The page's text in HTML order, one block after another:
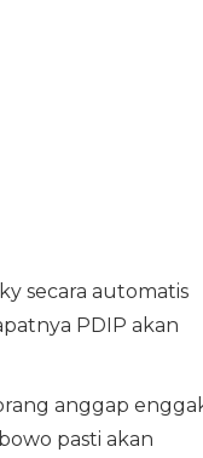
secara automatis
PDIP akan
anggap
pasti akan